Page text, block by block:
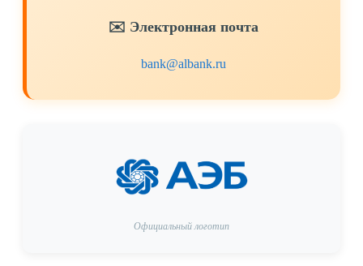
✉️ Электронная почта
Официальный логотип